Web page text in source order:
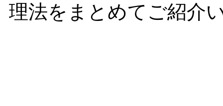
理法をまとめてご紹介